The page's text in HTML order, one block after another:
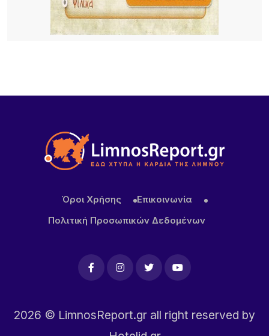
καθαρότερη Αγία Βαρβάρα στη Λήμνο
22 ΏΡΕΣ ΠΡΙΝ
Όροι Χρήσης
Επικοινωνία
Πολιτική Προσωπικών Δεδομένων
2026 © LimnosReport.gr all right reserved by